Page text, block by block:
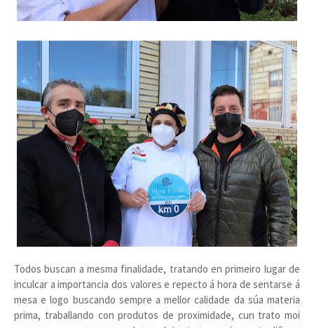
Todos buscan a mesma finalidade, tratando en primeiro lugar de
inculcar a importancia dos valores e repecto á hora de sentarse á
mesa e logo buscando sempre a mellor calidade da súa materia
prima, traballando con produtos de proximidade, cun trato moi